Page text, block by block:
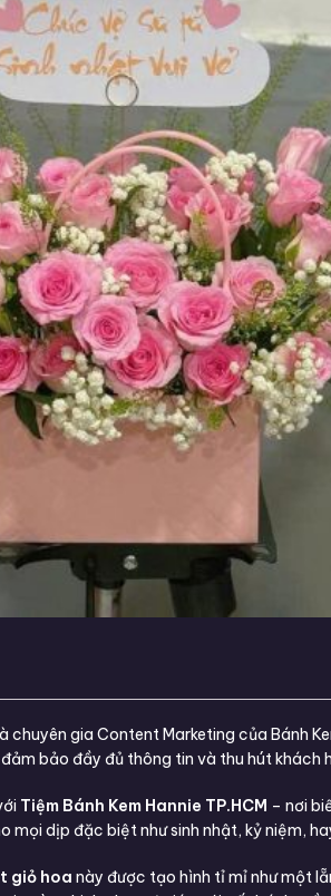
chuyên gia Content Marketing của Bánh
bảo đầy đủ thông tin và thu hút khách
Tiệm Bánh Kem Hannie TP.HCM – nơi
mọi dịp đặc biệt như sinh nhật, kỷ niệm,
giỏ hoa này được tạo hình tỉ mỉ như một